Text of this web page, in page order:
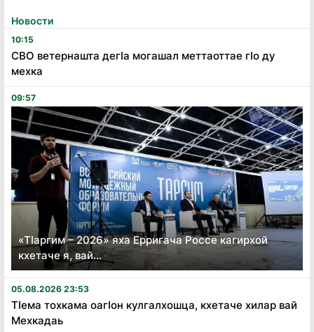
Новости
10:15
СВО ветернашта дегӏа могашал меттаоттае гӏо ду
мехка
09:57
«Тӏаргим – 2026» яха Ерригача Россе кагирхой
кхетаче я, вай...
05.08.2026 23:53
Тӏема тохкама оагӏон кулгалхошца, кхетаче хилар вай
Мехкадаь